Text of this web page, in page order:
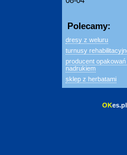
Polecamy:
dresy z weluru
turnusy
producent
nadrukiem
sklep z herbatami
OKes.pl